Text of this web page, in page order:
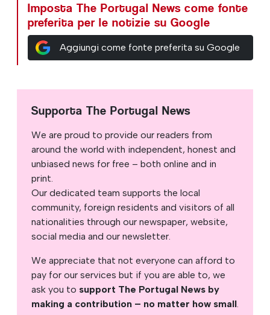
Imposta The Portugal News come fonte
preferita per le notizie su Google
Aggiungi come fonte preferita su Google
Supporta The Portugal News
We are proud to provide our readers from
around the world with independent, honest and
unbiased news for free – both online and in
print.
Our dedicated team supports the local
community, foreign residents and visitors of all
nationalities through our newspaper, website,
social media and our newsletter.
We appreciate that not everyone can afford to
pay for our services but if you are able to, we
ask you to support The Portugal News by
making a contribution – no matter how small.